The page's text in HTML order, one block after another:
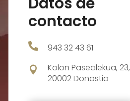
contacto
 943 32 43 61

Kolon Pasealekua, 23,
20002 Donostia